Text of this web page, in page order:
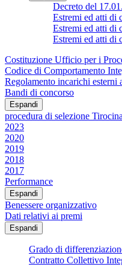
Decreto del
Estremi ed atti
Estremi ed atti di
Estremi ed atti
Costituzione Ufficio per i
Codice di Comportamento
Regolamento incarichi esterni
Bandi di concorso
Espandi
procedura di selezione
2023
2020
2019
2018
2017
Performance
Espandi
Benessere organizzativo
Dati relativi ai premi
Espandi
Grado di
Contratto Collettivo